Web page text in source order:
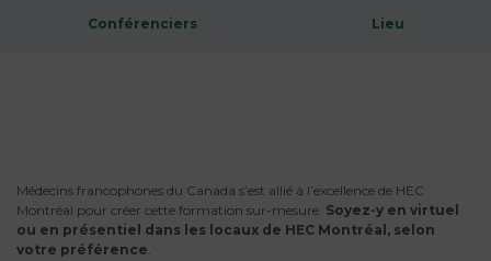
Conférenciers Lieu
Médecins francophones du Canada s’est allié à l’excellence de HEC
Montréal pour créer cette formation sur-mesure. Soyez-y en virtuel
ou en présentiel dans les locaux de HEC Montréal, selon
votre préférence.